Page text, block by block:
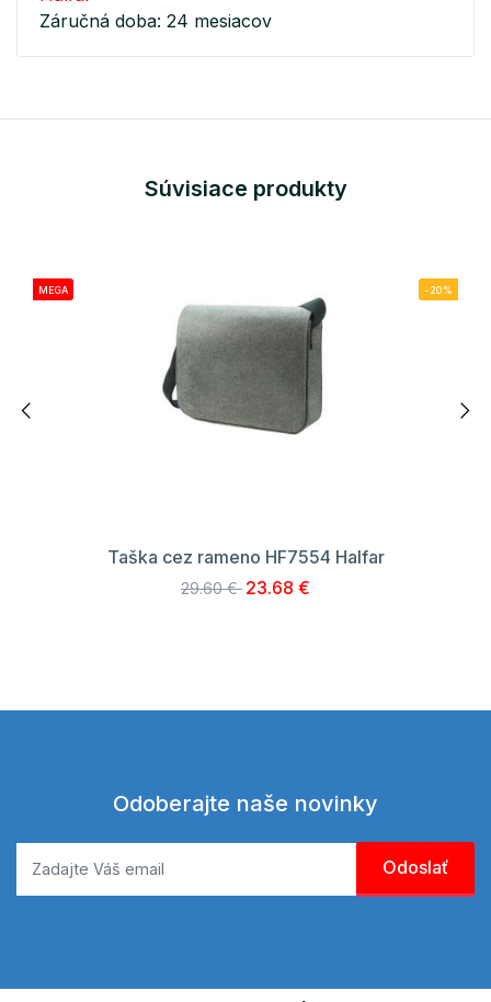
Záručná doba: 24 mesiacov
Súvisiace produkty
MEGA -20%
Taška cez rameno HF7554 Halfar
29.60 € 23.68 €
Odoberajte naše novinky